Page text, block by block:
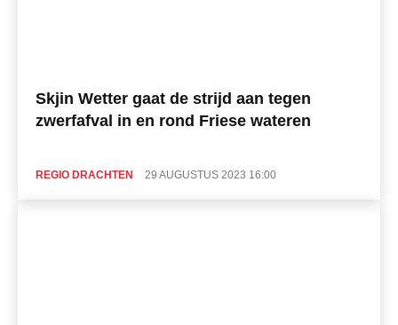
Skjin Wetter gaat de strijd aan tegen
zwerfafval in en rond Friese wateren
REGIO DRACHTEN 29 AUGUSTUS 2023 16:00